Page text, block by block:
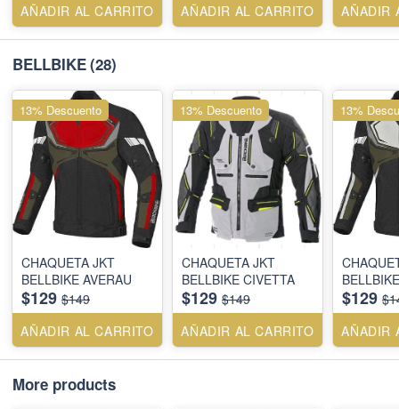
AÑADIR AL CARRITO
AÑADIR AL CARRITO
AÑADIR
BELLBIKE(28)
CHAQUETA JKT
BELLBIKE AVERAU
$129 $149
AÑADIR AL CARRITO
13% Descuento
CHAQUETA JKT
BELLBIKE CIVETTA
$129 $149
AÑADIR AL CARRITO
13% Descuento
$129
AÑADIR
13%
More products